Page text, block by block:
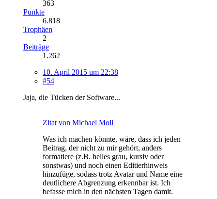
363
Punkte
6.818
Trophäen
2
Beiträge
1.262
10. April 2015 um 22:38
#54
Jaja, die Tücken der Software...
Zitat von Michael Moll
Was ich machen könnte, wäre, dass ich jeden
Beitrag, der nicht zu mir gehört, anders
formatiere (z.B. helles grau, kursiv oder
sonstwas) und noch einen Editierhinweis
hinzufüge, sodass trotz Avatar und Name eine
deutlichere Abgrenzung erkennbar ist. Ich
befasse mich in den nächsten Tagen damit.